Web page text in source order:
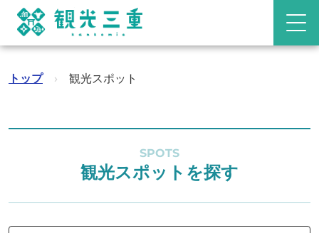
トップ › 観光スポット
SPOTS
観光スポットを探す